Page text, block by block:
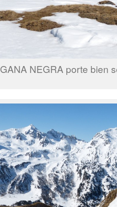
GANA NEGRA porte bien